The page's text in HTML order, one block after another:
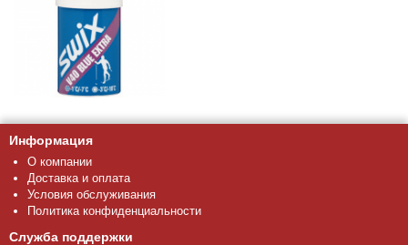
Информация
О компании
Доставка и оплата
Условия обслуживания
Политика конфиденциальности
Служба поддержки